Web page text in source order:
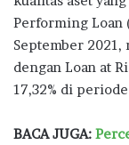
Performing Loan
September 2021,
dengan Loan at
17,32% di
BACA JUGA: